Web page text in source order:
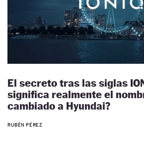
El secreto tras las siglas
significa realmente el
cambiado a Hyundai?
RUBÉN PÉREZ